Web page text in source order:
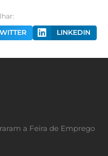
LINKEDIN
a Feira de Emprego